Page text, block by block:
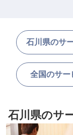
石川県のサ
全国のサー
石川県のサ